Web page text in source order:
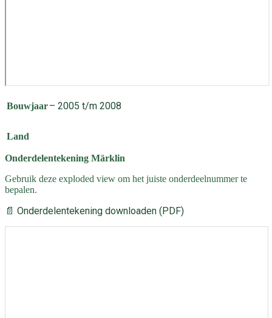
Bouwjaar– 2005 t/m 2008
Land
Onderdelentekening Märklin
Gebruik deze exploded view om het juiste onderdeelnummer te
bepalen.
📄 Onderdelentekening downloaden (PDF)